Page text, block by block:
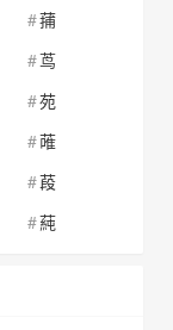
蒱
茑
苑
蓶
葮
蒓